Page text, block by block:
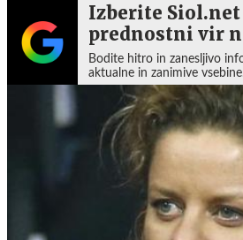
Izberite Siol.net
prednostni vir
Bodite hitro in zanesljivo
aktualne in zanimive